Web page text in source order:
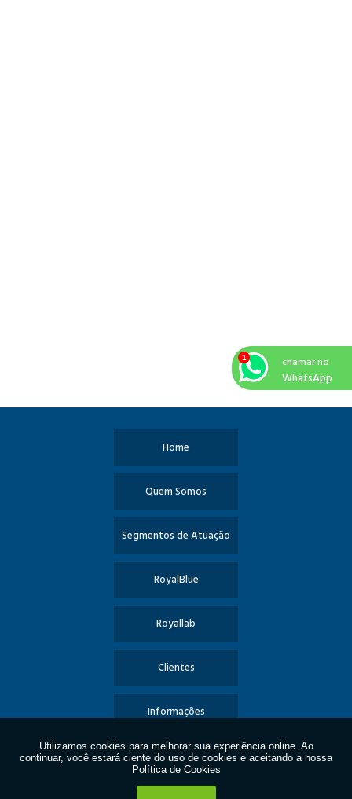
Home
Quem Somos
Segmentos de Atuação
RoyalBlue
Royallab
Clientes
Informações
Contato
chamar no
WhatsApp